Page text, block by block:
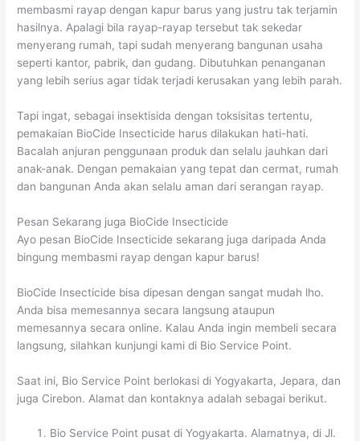
membasmi rayap dengan kapur barus yang justru tak terjamin
hasilnya. Apalagi bila rayap-rayap tersebut tak sekedar
menyerang rumah, tapi sudah menyerang bangunan usaha
seperti kantor, pabrik, dan gudang. Dibutuhkan penanganan
yang lebih serius agar tidak terjadi kerusakan yang lebih parah.
Tapi ingat, sebagai insektisida dengan toksisitas tertentu,
pemakaian BioCide Insecticide harus dilakukan hati-hati.
Bacalah anjuran penggunaan produk dan selalu jauhkan dari
anak-anak. Dengan pemakaian yang tepat dan cermat, rumah
dan bangunan Anda akan selalu aman dari serangan rayap.
Pesan Sekarang juga BioCide Insecticide
Ayo pesan BioCide Insecticide sekarang juga daripada Anda
bingung membasmi rayap dengan kapur barus!
BioCide Insecticide bisa dipesan dengan sangat mudah lho.
Anda bisa memesannya secara langsung ataupun
memesannya secara online. Kalau Anda ingin membeli secara
langsung, silahkan kunjungi kami di Bio Service Point.
Saat ini, Bio Service Point berlokasi di Yogyakarta, Jepara, dan
juga Cirebon. Alamat dan kontaknya adalah sebagai berikut.
Bio Service Point pusat di Yogyakarta. Alamatnya, di Jl.